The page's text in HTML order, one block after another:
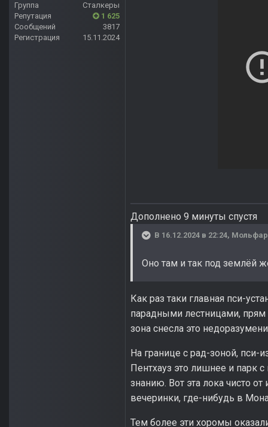
Группа
Сталкеры
Репутация
1 625
Сообщений
3817
Регистрация
15.11.2024
Дополнено 9 минуты спустя
В 16.12.2024 в 22:24, Мольфар
Оно там и так под землёй
Как раз таки главная пси-
парадными лестницами,
зона снесла это
На границе с рад-зоной, пси-
Пентхауз это лишнее и парк
знанию. Вот эта лока чисто
вечеринки, где-нибудь в
Тем более эти хоромы